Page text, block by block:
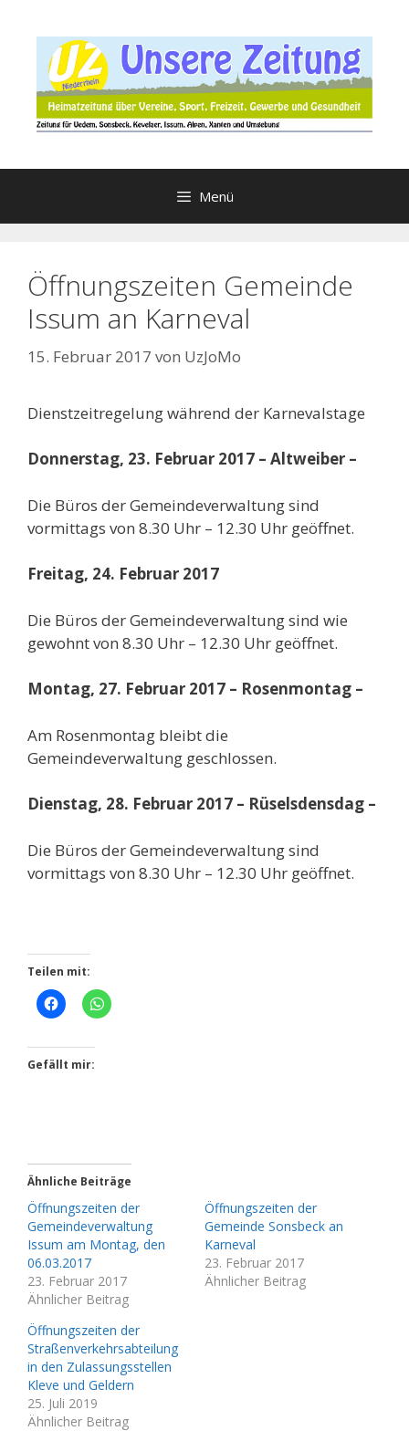
Inhalt
springen
Menü
Öffnungszeiten Gemeinde
Issum an Karneval
15. Februar 2017 von UzJoMo
Dienstzeitregelung während der Karnevalstage
Donnerstag, 23. Februar 2017 – Altweiber –
Die Büros der Gemeindeverwaltung sind
vormittags von 8.30 Uhr – 12.30 Uhr geöffnet.
Freitag, 24. Februar 2017
Die Büros der Gemeindeverwaltung sind wie
gewohnt von 8.30 Uhr – 12.30 Uhr geöffnet.
Montag, 27. Februar 2017 – Rosenmontag –
Am Rosenmontag bleibt die
Gemeindeverwaltung geschlossen.
Dienstag, 28. Februar 2017 – Rüselsdensdag –
Die Büros der Gemeindeverwaltung sind
vormittags von 8.30 Uhr – 12.30 Uhr geöffnet.
Teilen mit:
Gefällt mir:
Ähnliche Beiträge
Öffnungszeiten der
Gemeindeverwaltung
Issum am Montag, den
06.03.2017
23. Februar 2017
Ähnlicher Beitrag
Öffnungszeiten der
Gemeinde Sonsbeck an
Karneval
23. Februar 2017
Ähnlicher Beitrag
Öffnungszeiten der
Straßenverkehrsabteilung
in den Zulassungsstellen
Kleve und Geldern
25. Juli 2019
Ähnlicher Beitrag